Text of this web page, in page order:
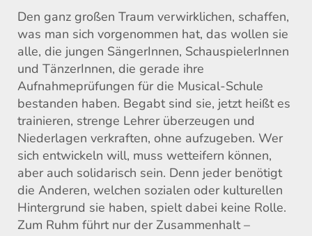
Den ganz großen Traum verwirklichen, schaffen,
was man sich vorgenommen hat, das wollen sie
alle, die jungen SängerInnen, SchauspielerInnen
und TänzerInnen, die gerade ihre
Aufnahmeprüfungen für die Musical-Schule
bestanden haben. Begabt sind sie, jetzt heißt es
trainieren, strenge Lehrer überzeugen und
Niederlagen verkraften, ohne aufzugeben. Wer
sich entwickeln will, muss wetteifern können,
aber auch solidarisch sein. Denn jeder benötigt
die Anderen, welchen sozialen oder kulturellen
Hintergrund sie haben, spielt dabei keine Rolle.
Zum Ruhm führt nur der Zusammenhalt –